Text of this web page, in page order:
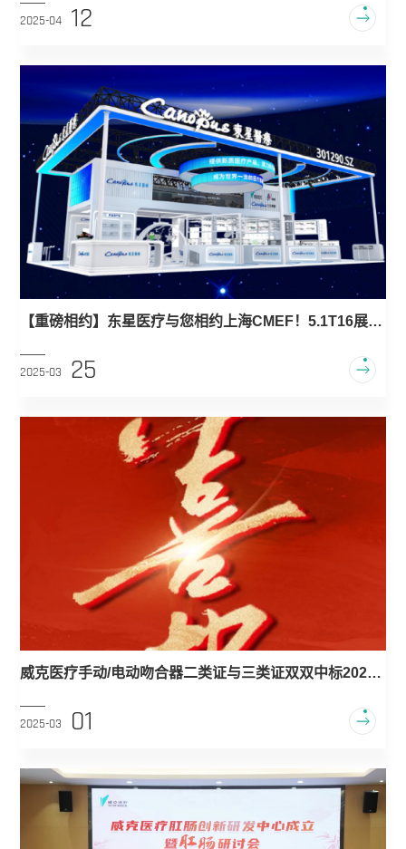
2025-04 12
【重磅相约】东星医疗与您相约上海CMEF！5.1T16展
2025-03 25
威克医疗手动/电动吻合器二类证与三类证双双中标2025
2025-03 01